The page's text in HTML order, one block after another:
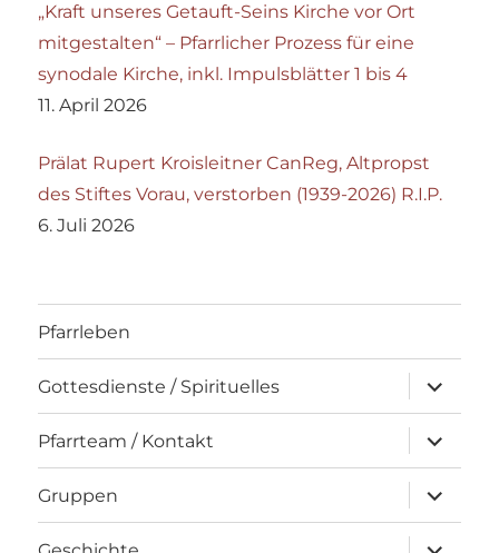
„Kraft unseres Getauft-Seins Kirche vor Ort
mitgestalten“ – Pfarrlicher Prozess für eine
synodale Kirche, inkl. Impulsblätter 1 bis 4
11. April 2026
Prälat Rupert Kroisleitner CanReg, Altpropst
des Stiftes Vorau, verstorben (1939-2026) R.I.P.
6. Juli 2026
Pfarrleben
Gottesdienste / Spirituelles
öffnen
Pfarrteam / Kontakt
öffnen
Gruppen
öffnen